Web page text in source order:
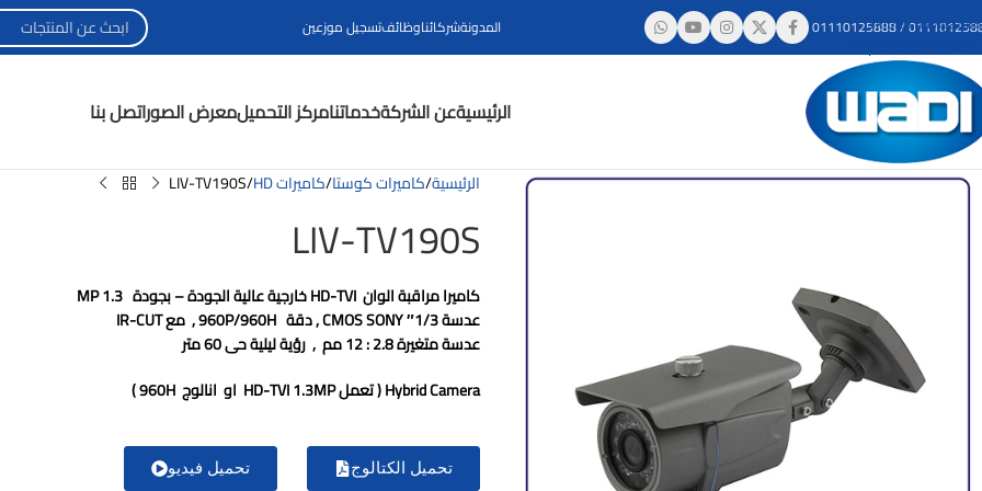
Skip to navigation
/
01110125888 المدونةشركائناوظائفتسجيل موزعين
الرئيسيةعن الشركةخدماتنامركز التحميلمعرض الصوراتصل بنا
الرئيسية كاميرات كوستا كاميرات HD LIV-TV190S
LIV-TV190S
كاميرا مراقبة الوان HD-TVIخارجية عالية الجودة – بجودة 1.3 MP
عدسة 1/3″
CMOSSONY , دقة , معIR-CUT
عدسة متغيرة 2.8 : 12 مم , رؤية ليلية حى 60 متر
Hybrid Camera ( تعمل HD-TVI 1.3MP او انالوج 960H )
تحميل الكتالوج تحميل فيديو